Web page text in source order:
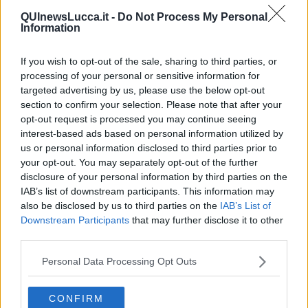
QUInewsLucca.it - Do Not Process My Personal
Information
If you wish to opt-out of the sale, sharing to third parties, or
processing of your personal or sensitive information for
targeted advertising by us, please use the below opt-out
section to confirm your selection. Please note that after your
opt-out request is processed you may continue seeing
interest-based ads based on personal information utilized by
us or personal information disclosed to third parties prior to
your opt-out. You may separately opt-out of the further
disclosure of your personal information by third parties on the
IAB’s list of downstream participants. This information may
also be disclosed by us to third parties on the IAB’s List of
Downstream Participants that may further disclose it to other
Personal Data Processing Opt Outs
CONFIRM
che incrociano la tua traiettoria. Altrimenti siate creative e inventate
qualcosa lì per lì.
ed essendo seduta in un divano ad angolo dove i presenti avevano
lasciato borse, scarpe, zaini, ecc., ad un tanghero arrivato li per
caso a prendere qualcosa dal suo zaino nel momento in cui si
abbassò praticamente ai miei piedi, gli dissi con un sorriso: “Non
importava così tanto… bastava una semplice mirada…”. Rise di
gusto e m’invitò a ballare. Alle volte assistiamo alletande rosa,
pertanto puntiamo in alto e non perdiamo stupidamente
quest’occasione per timidezza, fermo restando di drizzare, pardon,
mirare prima di andare dirette dall’uomo scelto.
Maria Caruso
Se vuoi leggere le notizie principali della Toscana iscriviti alla
Newsletter QUInews - ToscanaMedia.